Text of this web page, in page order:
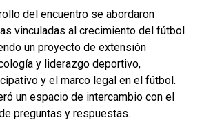
del encuentro se abordaron
vinculadas al crecimiento del fútbol
un proyecto de extensión
y liderazgo deportivo,
y el marco legal en el fútbol.
un espacio de intercambio con el
preguntas y respuestas.